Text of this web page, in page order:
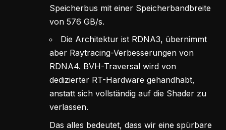
Speicherbus mit einer Speicherbandbreite
von 576 GB/s.
Die Architektur ist RDNA3, übernimmt
aber Raytracing-Verbesserungen von
RDNA4. BVH-Traversal wird von
dedizierter RT-Hardware gehandhabt,
anstatt sich vollständig auf die Shader zu
verlassen.
Das alles bedeutet, dass wir eine spürbare